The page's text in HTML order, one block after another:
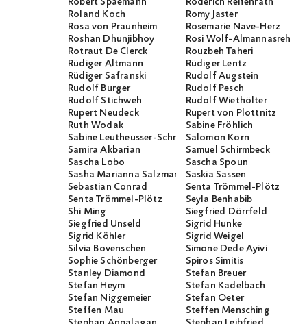
Roland Koch
Romy Jaster
Rosa von Praunheim
Rosemarie Nave-Herz
Roshan Dhunjibhoy
Rosi Wolf-Almannasreh
Rotraut De Clerck
Rouzbeh Taheri
Rüdiger Altmann
Rüdiger Lentz
Rüdiger Safranski
Rudolf Augstein
Rudolf Burger
Rudolf Pesch
Rudolf Stichweh
Rudolf Wiethölter
Rupert Neudeck
Rupert von Plottnitz
Ruth Wodak
Sabine Fröhlich
Sabine Leutheusser-Schnarrenberger
Salomon Korn
Samira Akbarian
Samuel Schirmbeck
Sascha Lobo
Sascha Spoun
Sasha Marianna Salzmann Saskia Sassen
Sebastian Conrad
Senta Trömmel-Plötz
Senta Trömmel-Plötz
Seyla Benhabib
Shi Ming
Siegfried Dörrfeld
Siegfried Unseld
Sigrid Hunke
Sigrid Köhler
Sigrid Weigel
Silvia Bovenschen
Simone Dede Ayivi
Sophie Schönberger
Spiros Simitis
Stanley Diamond
Stefan Breuer
Stefan Heym
Stefan Kadelbach
Stefan Niggemeier
Stefan Oeter
Steffen Mau
Steffen Mensching